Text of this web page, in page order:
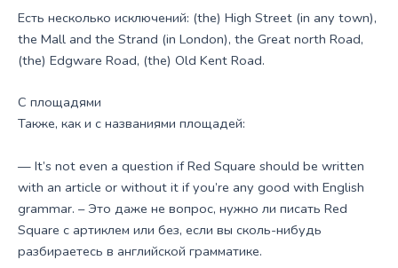
Есть несколько исключений: (the) High Street (in any town),
the Mall and the Strand (in London), the Great north Road,
(the) Edgware Road, (the) Old Kent Road.
С площадями
Также, как и с названиями площадей:
— It’s not even a question if Red Square should be written
with an article or without it if you’re any good with English
grammar. – Это даже не вопрос, нужно ли писать Red
Square с артиклем или без, если вы сколь-нибудь
разбираетесь в английской грамматике.